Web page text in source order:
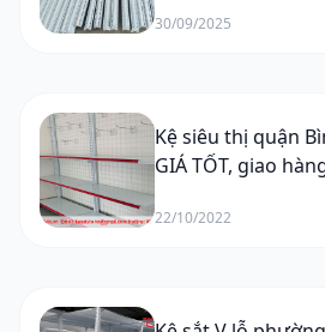
30/09/2025
Kệ siêu thị quận
GIÁ TỐT, giao
22/10/2022